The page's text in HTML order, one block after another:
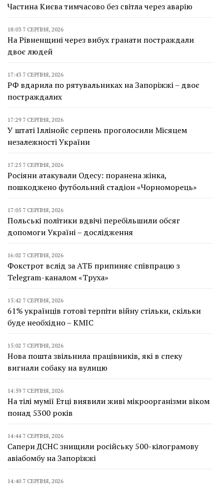
Частина Києва тимчасово без світла через аварію
18:03 7 СЕРПНЯ, 2026
На Рівненщині через вибух гранати постраждали
двоє людей
17:43 7 СЕРПНЯ, 2026
РФ вдарила по рятувальниках на Запоріжжі – двоє
постраждалих
17:29 7 СЕРПНЯ, 2026
У штаті Іллінойс серпень проголосили Місяцем
незалежності України
17:25 7 СЕРПНЯ, 2026
Росіяни атакували Одесу: поранена жінка,
пошкоджено футбольний стадіон «Чорноморець»
17:05 7 СЕРПНЯ, 2026
Польські політики вдвічі перебільшили обсяг
допомоги Україні – дослідження
16:02 7 СЕРПНЯ, 2026
Фокстрот вслід за АТБ припиняє співпрацю з
Telegram-каналом «Труха»
15:42 7 СЕРПНЯ, 2026
61% українців готові терпіти війну стільки, скільки
буде необхідно – КМІС
15:02 7 СЕРПНЯ, 2026
Нова пошта звільнила працівників, які в спеку
вигнали собаку на вулицю
14:59 7 СЕРПНЯ, 2026
На тілі мумії Етці виявили живі мікроорганізми віком
понад 5300 років
14:44 7 СЕРПНЯ, 2026
Сапери ДСНС знищили російську 500-кілограмову
авіабомбу на Запоріжжі
14:40 7 СЕРПНЯ, 2026